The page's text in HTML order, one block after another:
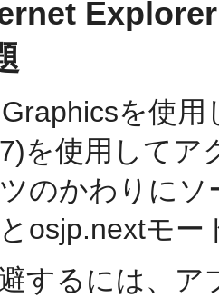
を使
を使用して
のかわりに
osjp.nextモ
するには、